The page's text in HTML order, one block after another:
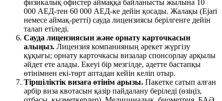
физикалық офистер аймаққа байланысты жылына 10
000 АЕД-тен 60 000 АЕД-ке дейін қосады. Жалақы (Ejari
немесе аймақ-ретті) сауда лицензиясы берілгенге дейін
талап етіледі.
Сауда лицензиясын және орнату карточкасын
алыңыз. Лицензия компанияның әрекет жүргізу
құқығы; орнату карточкасы визалар спонсорлау арқылы
әйдет ете алады. Екеуі бір мезгілде, әдетте бастапқы
өтінімнен екі-төрт аптадан кейін келіп отыр.
Тіршіліктік визаға өтінім арызы. Пакетке сатып алған
әрбір виза квотасын қазір пайдалану беріледі (өзіңіз,